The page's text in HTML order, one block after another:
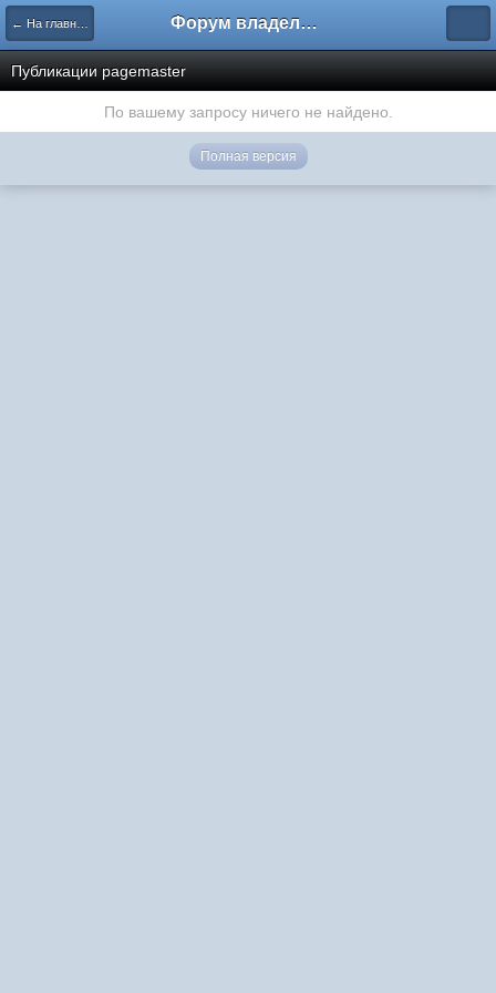
← На главную Форум владельцев интернет-магазинов
Публикации pagemaster
По вашему запросу ничего не найдено.
Полная версия